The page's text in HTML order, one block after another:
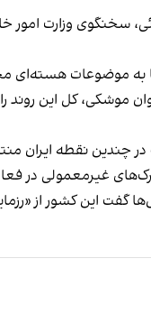
سخنگوی وزارت امور
به موضوعات هسته‌ای
کل این روند
چندین نقطه ایران
غیرمعمولی در
گفت این کشور از